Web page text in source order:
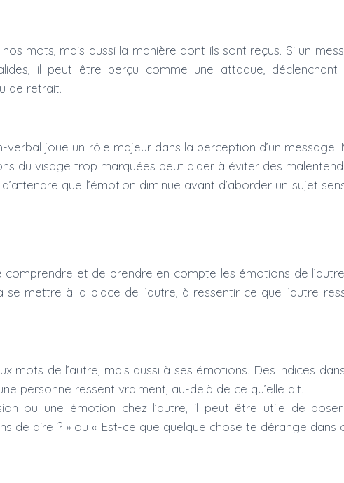
mots, mais aussi la manière dont ils sont reçus. Si un
il peut être perçu comme une attaque,
de retrait.
verbal joue un rôle majeur dans la perception d’un
du visage trop marquées peut aider à éviter des
que l’émotion diminue avant d’aborder un sujet
et de prendre en compte les émotions de
mettre à la place de l’autre, à ressentir ce que l’autre
mots de l’autre, mais aussi à ses émotions. Des indices
personne ressent vraiment, au-delà de ce qu’elle dit.
ou une émotion chez l’autre, il peut être utile de
de dire ? » ou « Est-ce que quelque chose te dérange dans